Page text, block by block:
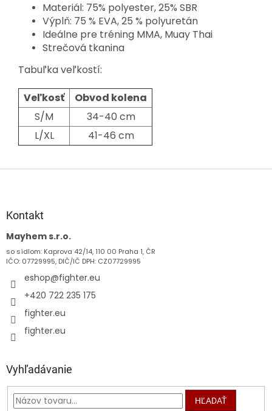
Materiál: 75% polyester, 25% SBR
Výplň: 75 % EVA, 25 % polyuretán
Ideálne pre tréning MMA, Muay Thai
Strečová tkanina
Tabuľka veľkostí:
Veľkosť
Obvod kolena
S/M
34-40 cm
L/XL
41-46 cm
Kontakt
Mayhem s.r.o.
so sídlom: Kaprova 42/14, 110 00 Praha 1, ČR
IČO: 07729995, DIČ/IČ DPH: CZ07729995
eshop@fighter.eu
+420 722 235 175
fighter.eu
fighter.eu
Vyhľadávanie
HĽADAŤ